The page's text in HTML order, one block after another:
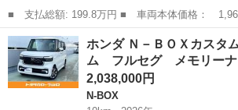
■ 支払総額: 199.8万円 ■ 車両本体価格： 1,967,000 円 ■ メーカ
ー名： ホンダ ■ 車種名： Ｓ６６０ ■ グレ
キープアシスト ＥＴＣ ＡＵＸ 純正アルミホ
プ ク...
山口 山口市 ホンダ
ホンダ Ｎ－ＢＯＸカスタ
ム フルセグ メモリー
2,038,000円
N-BOX